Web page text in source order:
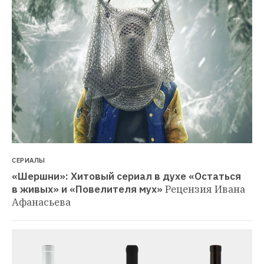
СЕРИАЛЫ
«Шершни»: Хитовый сериал в духе «Остаться
в живых» и «Повелителя мух» Рецензия Ивана
Афанасьева